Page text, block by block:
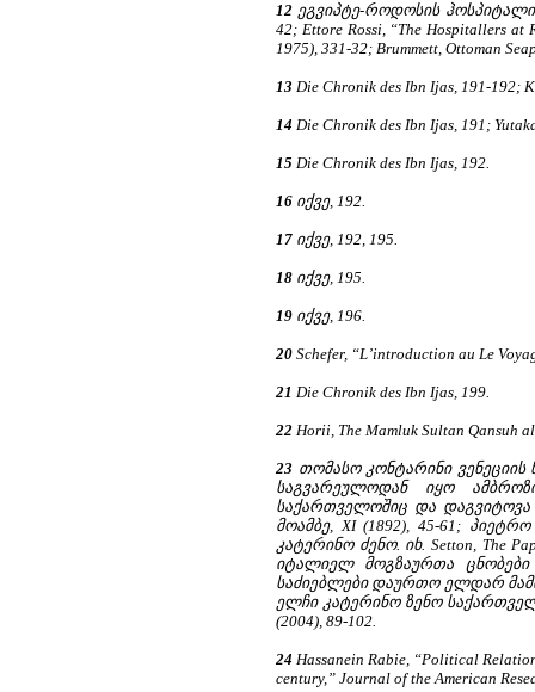
12 ეგვიპტე-როდოსის
42; Ettore Rossi, “The Hospitallers at
1975), 331-32; Brummett, Ottoman
13 Die Chronik des Ibn Ijas, 191-192;
14 Die Chronik des Ibn Ijas, 191;
15 Die Chronik des Ibn Ijas, 192.
16 იქვე, 192.
17 იქვე, 192, 195.
18 იქვე, 195.
19 იქვე, 196.
20 Schefer, “L’introduction au Le
21 Die Chronik des Ibn Ijas, 199.
22 Horii, The Mamluk Sultan Qansuh
23 თომასო კონტარინი
საგვარეულოდან იყო
საქართველოშიც და დაგვიტოვა
მოამბე, XI (1892), 45-61;
კატერინო ძენო. იხ. Setton, The
იტალიელ მოგზაურთა ცნობები
საძიებლები დაურთო ელდარ
ელჩი კატერინო ზენო
(2004), 89-102.
24 Hassanein Rabie, “Political
century,” Journal of the American